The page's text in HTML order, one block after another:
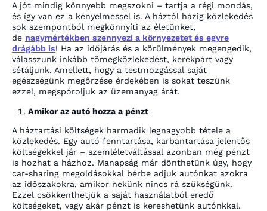
A jót mindig könnyebb megszokni – tartja a régi mondás,
és így van ez a kényelmessel is. A háztól házig közlekedés
sok szempontból megkönnyíti az életünket,
de nagymértékben szennyezi a környezetet és egyre
drágább is! Ha az időjárás és a körülmények megengedik,
válasszunk inkább tömegközlekedést, kerékpárt vagy
sétáljunk. Amellett, hogy a testmozgással saját
egészségünk megőrzése érdekében is sokat teszünk
ezzel, megspóroljuk az üzemanyag árát.
Amikor az autó hozza a pénzt
A háztartási költségek harmadik legnagyobb tétele a
közlekedés. Egy autó fenntartása, karbantartása jelentős
költségekkel jár – szemléletváltással azonban még pénzt
is hozhat a házhoz. Manapság már dönthetünk úgy, hogy
car-sharing megoldásokkal bérbe adjuk autónkat azokra
az időszakokra, amikor nekünk nincs rá szükségünk.
Ezzel csökkenthetjük a saját használatból eredő
költségeket, vagy akár pénzt is kereshetünk autónkkal.